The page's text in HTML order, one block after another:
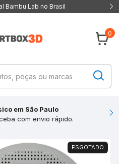
Bambu Lab no Brasil
0
em São Paulo
com envio rápido.
ESGOTADO